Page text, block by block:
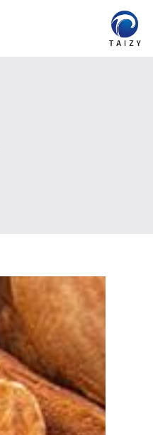
محتوا